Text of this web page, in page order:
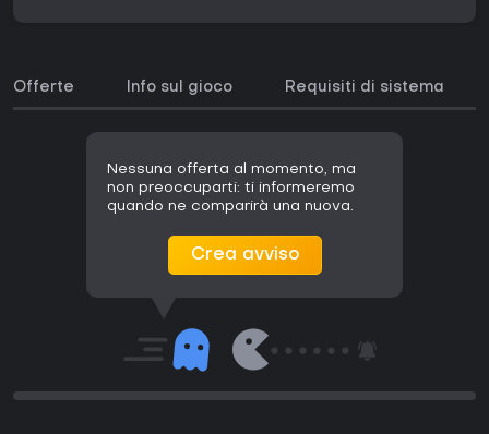
Offerte Info sul gioco Requisiti di sistema
Nessuna offerta al momento, ma
non preoccuparti: ti informeremo
quando ne comparirà una nuova.
Crea avviso